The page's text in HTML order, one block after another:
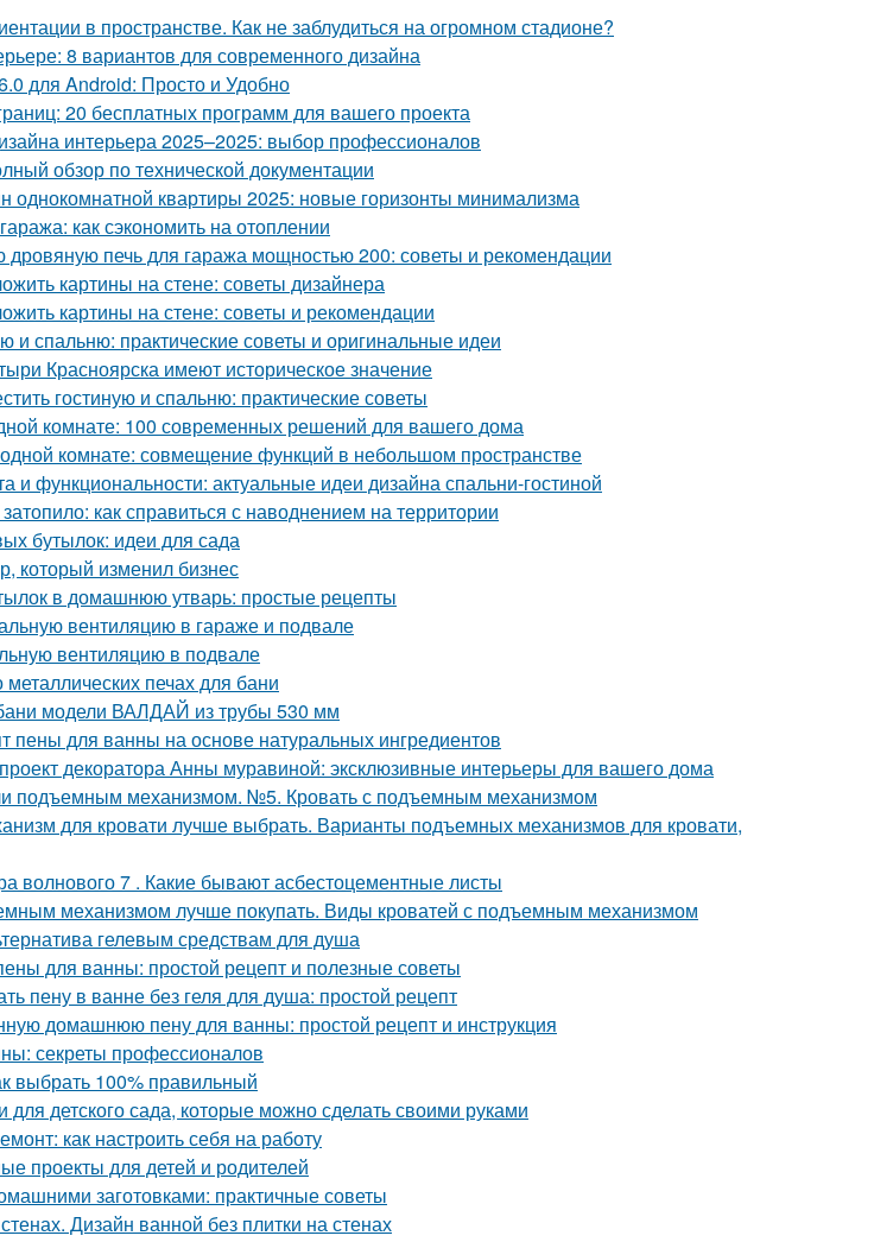
в пространстве. Как не заблудиться на огромном стадионе?
8 вариантов для современного дизайна
для Android: Просто и Удобно
20 бесплатных программ для вашего проекта
интерьера 2025–2025: выбор профессионалов
обзор по технической документации
однокомнатной квартиры 2025: новые горизонты минимализма
как сэкономить на отоплении
дровяную печь для гаража мощностью 200: советы и рекомендации
картины на стене: советы дизайнера
картины на стене: советы и рекомендации
и спальню: практические советы и оригинальные идеи
Красноярска имеют историческое значение
гостиную и спальню: практические советы
комнате: 100 современных решений для вашего дома
комнате: совмещение функций в небольшом пространстве
функциональности: актуальные идеи дизайна спальни-гостиной
как справиться с наводнением на территории
бутылок: идеи для сада
который изменил бизнес
в домашнюю утварь: простые рецепты
вентиляцию в гараже и подвале
вентиляцию в подвале
печах для бани
модели ВАЛДАЙ из трубы 530 мм
пены для ванны на основе натуральных ингредиентов
декоратора Анны муравиной: эксклюзивные интерьеры для вашего дома
подъемным механизмом. №5. Кровать с подъемным механизмом
для кровати лучше выбрать. Варианты подъемных механизмов для кровати,
волнового 7 . Какие бывают асбестоцементные листы
механизмом лучше покупать. Виды кроватей с подъемным механизмом
гелевым средствам для душа
для ванны: простой рецепт и полезные советы
пену в ванне без геля для душа: простой рецепт
домашнюю пену для ванны: простой рецепт и инструкция
секреты профессионалов
выбрать 100% правильный
для детского сада, которые можно сделать своими руками
как настроить себя на работу
проекты для детей и родителей
заготовками: практичные советы
Дизайн ванной без плитки на стенах